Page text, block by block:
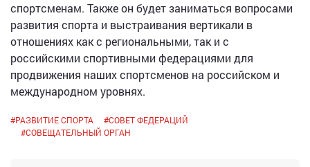
спортсменам. Также он будет заниматься вопросами
развития спорта и выстраивания вертикали в
отношениях как с региональными, так и с
российскими спортивными федерациями для
продвижения наших спортсменов на российском и
международном уровнях.
#РАЗВИТИЕ СПОРТА #СОВЕТ ФЕДЕРАЦИЙ
#СОВЕЩАТЕЛЬНЫЙ ОРГАН